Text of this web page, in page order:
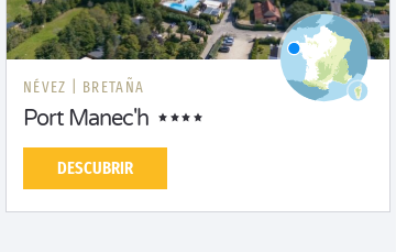
NÉVEZ | BRETAÑA
Port Manec'h
DESCUBRIR